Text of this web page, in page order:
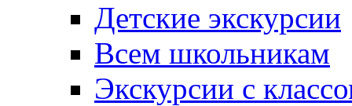
Детские экскурсии
Всем школьникам
Экскурсии c